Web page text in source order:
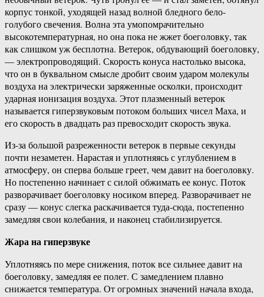
корпус тонкой, уходящей назад волной бледного бело-
голубого свечения. Волна эта умопомрачительно
высокотемпературная, но она пока не жжет боеголовку, так
как слишком уж бесплотна. Ветерок, обдувающий боеголовку,
— электропроводящий. Скорость конуса настолько высока,
что он в буквальном смысле дробит своим ударом молекулы
воздуха на электрически заряженные осколки, происходит
ударная ионизация воздуха. Этот плазменный ветерок
называется гиперзвуковым потоком больших чисел Маха, и
его скорость в двадцать раз превосходит скорость звука.
Из-за большой разреженности ветерок в первые секунды
почти незаметен. Нарастая и уплотняясь с углублением в
атмосферу, он сперва больше греет, чем давит на боеголовку.
Но постепенно начинает с силой обжимать ее конус. Поток
разворачивает боеголовку носиком вперед. Разворачивает не
сразу — конус слегка раскачивается туда-сюда, постепенно
замедляя свои колебания, и наконец стабилизируется.
Жара на гиперзвуке
Уплотняясь по мере снижения, поток все сильнее давит на
боеголовку, замедляя ее полет. С замедлением плавно
снижается температура. От огромных значений начала входа,